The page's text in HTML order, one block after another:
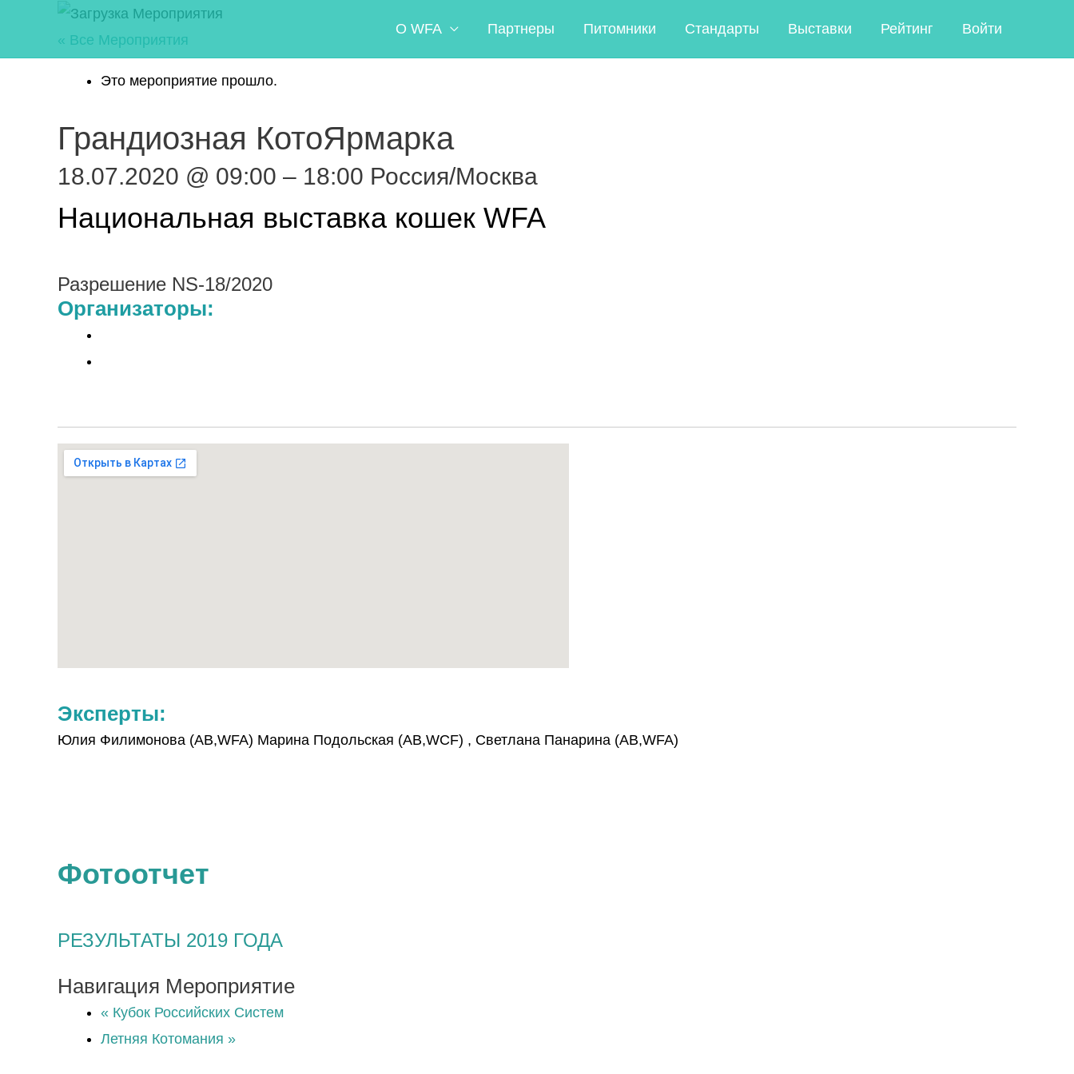
О WFA Партнеры Питомники Стандарты Выставки Рейтинг Войти
« Все Мероприятия
Это мероприятие прошло.
Грандиозная КотоЯрмарка
18.07.2020 @ 09:00 – 18:00 Россия/Москва
Национальная выставка кошек WFA
Разрешение NS-18/2020
Организаторы:
Эксперты:
Юлия Филимонова (AB,WFA) Марина Подольская (AB,WCF) , Светлана Панарина (AB,WFA)
Фотоотчет
РЕЗУЛЬТАТЫ 2019 ГОДА
Навигация Мероприятие
« Кубок Российских Систем
Летняя Котомания »